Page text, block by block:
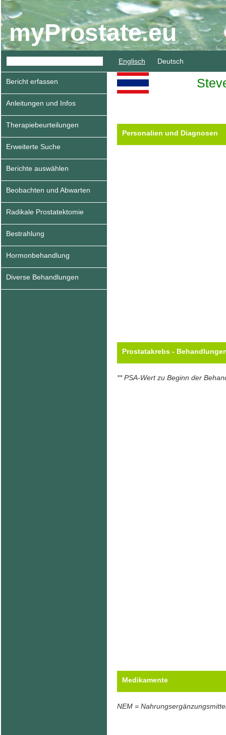
myProstate.eu
Englisch Deutsch
Bericht erfassen
Anleitungen und Infos
Therapiebeurteilungen
Erweiterte Suche
Berichte auswählen
Beobachten und Abwarten
Radikale Prostatektomie
Bestrahlung
Hormonbehandlung
Diverse Behandlungen
Personalien und Diagnosen
Prostatakrebs -
** PSA-Wert zu Beginn der
Medikamente
NEM =